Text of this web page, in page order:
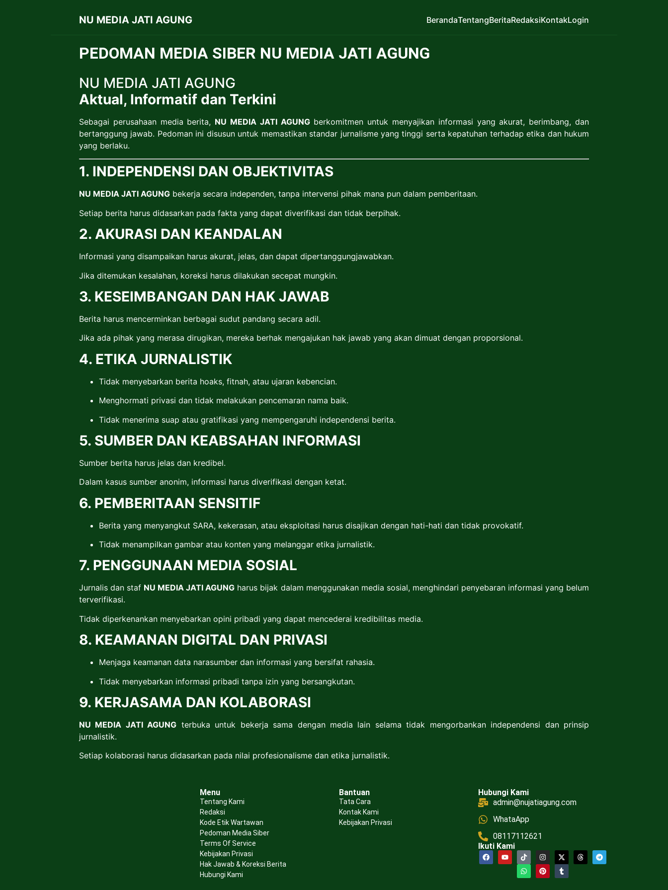
NU MEDIA JATI AGUNG BerandaTentangBeritaRedaksiKontakLogin
PEDOMAN MEDIA SIBER NU MEDIA JATI AGUNG
NU MEDIA JATI AGUNG
Aktual, Informatif dan Terkini
Sebagai perusahaan media berita, NU MEDIA JATI AGUNGberkomitmen untuk menyajikan informasi yang akurat, berimbang, dan
bertanggung jawab. Pedoman ini disusun untuk memastikan standar jurnalisme yang tinggi serta kepatuhan terhadap etika dan hukum
yang berlaku.
1. INDEPENDENSI DAN OBJEKTIVITAS
NU MEDIA JATI AGUNG bekerja secara independen, tanpa intervensi pihak mana pun dalam pemberitaan.
Setiap berita harus didasarkan pada fakta yang dapat diverifikasi dan tidak berpihak.
2. AKURASI DAN KEANDALAN
Informasi yang disampaikan harus akurat, jelas, dan dapat dipertanggungjawabkan.
Jika ditemukan kesalahan, koreksi harus dilakukan secepat mungkin.
3. KESEIMBANGAN DAN HAK JAWAB
Berita harus mencerminkan berbagai sudut pandang secara adil.
Jika ada pihak yang merasa dirugikan, mereka berhak mengajukan hak jawab yang akan dimuat dengan proporsional.
4. ETIKA JURNALISTIK
Tidak menyebarkan berita hoaks, fitnah, atau ujaran kebencian.
Menghormati privasi dan tidak melakukan pencemaran nama baik.
Tidak menerima suap atau gratifikasi yang mempengaruhi independensi berita.
5. SUMBER DAN KEABSAHAN INFORMASI
Sumber berita harus jelas dan kredibel.
Dalam kasus sumber anonim, informasi harus diverifikasi dengan ketat.
6. PEMBERITAAN SENSITIF
Berita yang menyangkut SARA, kekerasan, atau eksploitasi harus disajikan dengan hati-hati dan tidak provokatif.
Tidak menampilkan gambar atau konten yang melanggar etika jurnalistik.
7. PENGGUNAAN MEDIA SOSIAL
Jurnalis dan staf NU MEDIA JATI AGUNG harus bijak dalam menggunakan media sosial, menghindari penyebaran informasi yang belum
terverifikasi.
Tidak diperkenankan menyebarkan opini pribadi yang dapat mencederai kredibilitas media.
8. KEAMANAN DIGITAL DAN PRIVASI
Menjaga keamanan data narasumber dan informasi yang bersifat rahasia.
Tidak menyebarkan informasi pribadi tanpa izin yang bersangkutan.
9. KERJASAMA DAN KOLABORASI
NU MEDIA JATI AGUNG terbuka untuk bekerja sama dengan media lain selama tidak mengorbankan independensi dan prinsip
jurnalistik.
Setiap kolaborasi harus didasarkan pada nilai profesionalisme dan etika jurnalistik.
Menu
Tentang Kami
Redaksi
Kode Etik Wartawan
Pedoman Media Siber
Terms Of Service
Kebijakan Privasi
Hak Jawab & Koreksi Berita
Hubungi Kami
Bantuan
Tata Cara
Kontak Kami
Kebijakan Privasi
Hubungi Kami
admin@nujatiagung.com
WhataApp
08117112621
Ikuti Kami